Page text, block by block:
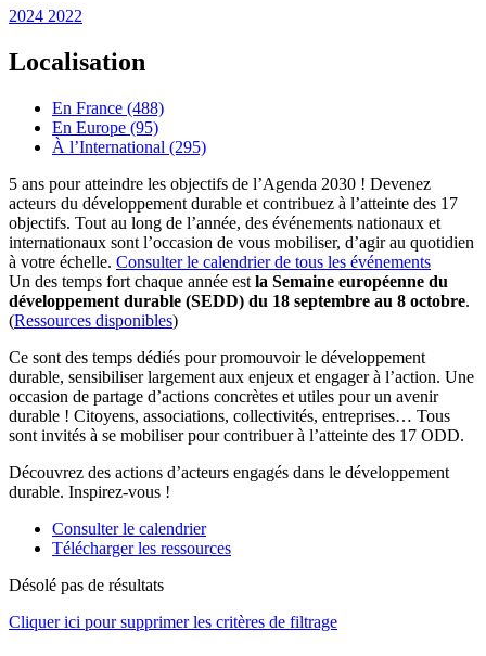
2024 2022
Localisation
En France (488)
En Europe (95)
À l’International (295)
5 ans pour atteindre les objectifs de l’Agenda 2030 ! Devenez
acteurs du développement durable et contribuez à l’atteinte des 17
objectifs. Tout au long de l’année, des événements nationaux et
internationaux sont l’occasion de vous mobiliser, d’agir au quotidien
à votre échelle. Consulter le calendrier de tous les événements
Un des temps fort chaque année est la Semaine européenne du
développement durable (SEDD) du 18 septembre au 8 octobre.
(Ressources disponibles)
Ce sont des temps dédiés pour promouvoir le développement
durable, sensibiliser largement aux enjeux et engager à l’action. Une
occasion de partage d’actions concrètes et utiles pour un avenir
durable ! Citoyens, associations, collectivités, entreprises… Tous
sont invités à se mobiliser pour contribuer à l’atteinte des 17 ODD.
Découvrez des actions d’acteurs engagés dans le développement
durable. Inspirez-vous !
Consulter le calendrier
Télécharger les ressources
Désolé pas de résultats
Cliquer ici pour supprimer les critères de filtrage